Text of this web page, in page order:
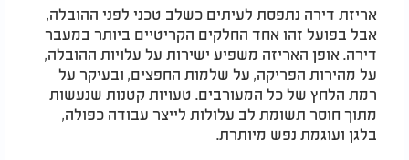
אריזת דירה נתפסת לעיתים כשלב טכני לפני ההובלה,
אבל בפועל זהו אחד החלקים הקריטיים ביותר במעבר
דירה. אופן האריזה משפיע ישירות על עלויות ההובלה,
על מהירות הפריקה, על שלמות החפצים, ובעיקר על
רמת הלחץ של כל המעורבים. טעויות קטנות שנעשות
מתוך חוסר תשומת לב עלולות לייצר עבודה כפולה,
בלגן ועוגמת נפש מיותרת.